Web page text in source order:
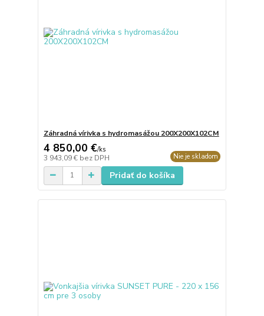
Záhradná vírivka s hydromasážou 200X200X102CM
4 850,00 €/ks
3 943,09 € bez DPH Nie je skladom
Pridať do košíka